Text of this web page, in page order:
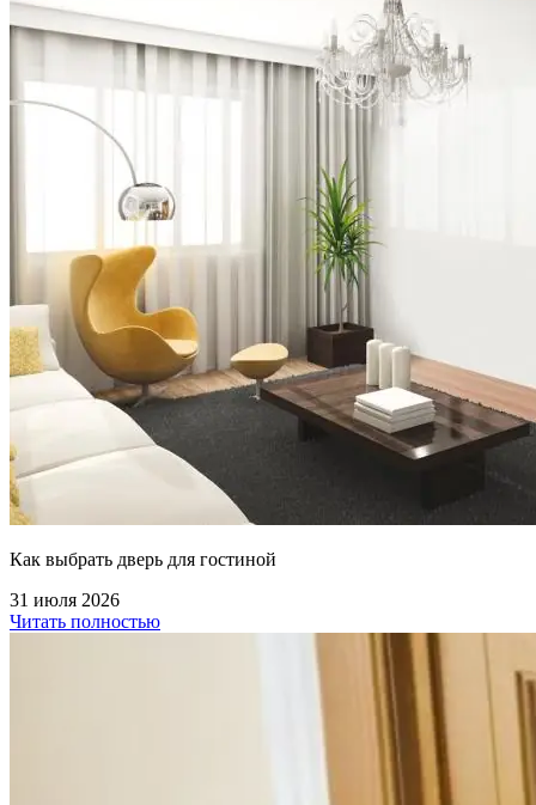
Как выбрать дверь для гостиной
31 июля 2026
Читать полностью